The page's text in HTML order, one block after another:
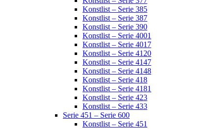
Konstlist – Serie 385
Konstlist – Serie 387
Konstlist – Serie 390
Konstlist – Serie 4001
Konstlist – Serie 4017
Konstlist – Serie 4120
Konstlist – Serie 4147
Konstlist – Serie 4148
Konstlist – Serie 418
Konstlist – Serie 4181
Konstlist – Serie 423
Konstlist – Serie 433
Serie 451 – Serie 600
Konstlist – Serie 451